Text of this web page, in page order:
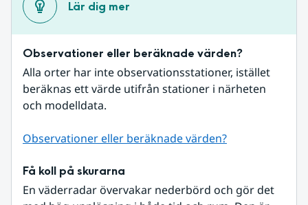
Lär dig mer
Observationer eller beräknade värden?
Alla orter har inte observationsstationer, istället
beräknas ett värde utifrån stationer i närheten
och modelldata.
Observationer eller beräknade värden?
Få koll på skurarna
En väderradar övervakar nederbörd och gör det